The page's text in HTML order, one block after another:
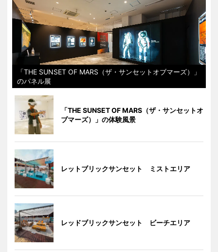
「THE SUNSET OF MARS（ザ・サンセットオブマーズ）」
のパネル展
「THE SUNSET OF MARS（ザ・サンセットオ
ブマーズ）」の体験風景
レットブリックサンセット ミストエリア
レッドブリックサンセット ビーチエリア